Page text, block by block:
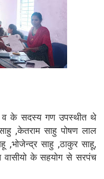
व के सदस्य गण उपस्थीत थे
,केतराम साहु पोषण लाल
,भोजेन्द्र साहु ,ठाकुर साहू,
वासीयो के सहयोग से सरपंच